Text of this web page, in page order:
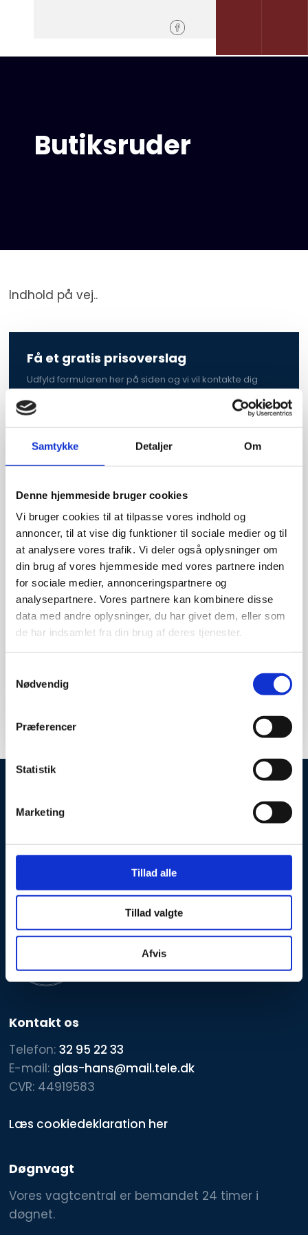
Samtykke Detaljer Om
Denne hjemmeside bruger cookies
Vi bruger cookies til at tilpasse vores indhold og
annoncer, til at vise dig funktioner til sociale medier og til
at analysere vores trafik. Vi deler også oplysninger om
din brug af vores hjemmeside med vores partnere inden
for sociale medier, annonceringspartnere og
analysepartnere. Vores partnere kan kombinere disse
data med andre oplysninger, du har givet dem, eller som
de har indsamlet fra din brug af deres tjenester.
Nødvendig
Præferencer
Statistik
Marketing
Tillad alle
Tillad valgte
Afvis
​
Butiksruder
Indhold på vej..​
Få et gratis prisoverslag
Udfyld formularen her på siden og vi vil kontakte dig
hurtigst muligt med et uforpligtende prisoverslag.
Vi besvarer alle henvendelser inden for 24 timer.
Glarmester Hans Jensen ApS
Fuglebækvej 2 B st. tv.
Klik for rutevejledning
Kontakt os
​Telefon:32 95 22 33
E-mail: glas-hans@mail.tele.dk
CVR: 44919583
Læs cookiedeklaration her
Døgnvagt
Vores vagtcentral er bemandet 24 timer i
døgnet.